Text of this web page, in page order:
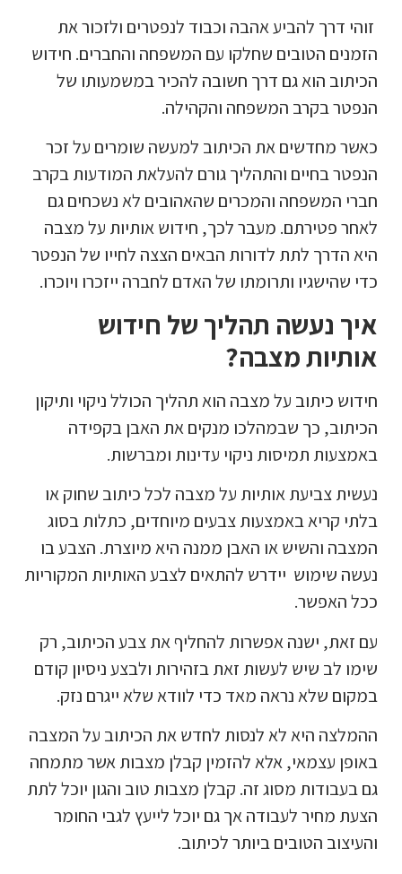
זוהי דרך להביע אהבה וכבוד לנפטרים ולזכור את
הזמנים הטובים שחלקו עם המשפחה והחברים. חידוש
הכיתוב הוא גם דרך חשובה להכיר במשמעותו של
הנפטר בקרב המשפחה והקהילה.
כאשר מחדשים את הכיתוב למעשה שומרים על זכר
הנפטר בחיים והתהליך גורם להעלאת המודעות בקרב
חברי המשפחה והמכרים שהאהובים לא נשכחים גם
לאחר פטירתם. מעבר לכך, חידוש אותיות על מצבה
היא הדרך לתת לדורות הבאים הצצה לחייו של הנפטר
כדי שהישגיו ותרומתו של האדם לחברה ייזכרו ויוכרו.
איך נעשה תהליך של חידוש
אותיות מצבה?
חידוש כיתוב על מצבה הוא תהליך הכולל ניקוי ותיקון
הכיתוב, כך שבמהלכו מנקים את האבן בקפידה
באמצעות תמיסות ניקוי עדינות ומברשות.
נעשית צביעת אותיות על מצבה לכל כיתוב שחוק או
בלתי קריא באמצעות צבעים מיוחדים, כתלות בסוג
המצבה והשיש או האבן ממנה היא מיוצרת. הצבע בו
נעשה שימוש יידרש להתאים לצבע האותיות המקוריות
ככל האפשר.
עם זאת, ישנה אפשרות להחליף את צבע הכיתוב, רק
שימו לב שיש לעשות זאת בזהירות ולבצע ניסיון קודם
במקום שלא נראה מאד כדי לוודא שלא ייגרם נזק.
ההמלצה היא לא לנסות לחדש את הכיתוב על המצבה
באופן עצמאי, אלא להזמין קבלן מצבות אשר מתמחה
גם בעבודות מסוג זה. קבלן מצבות טוב והגון יוכל לתת
הצעת מחיר לעבודה אך גם יוכל לייעץ לגבי החומר
והעיצוב הטובים ביותר לכיתוב.